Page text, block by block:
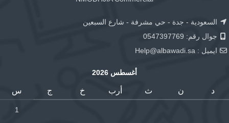
السعودية - جدة - حي مشرفة - شارع السبعين
جوال رقم: 0547397769
ايميل : Help@albawadi.sa
أغسطس 2026
د ن ث أرب خ ج س
1